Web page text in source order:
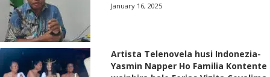
January 16, 2025
Artista Telenovela husi Indonezia-
Yasmin Napper Ho Familia Kontente